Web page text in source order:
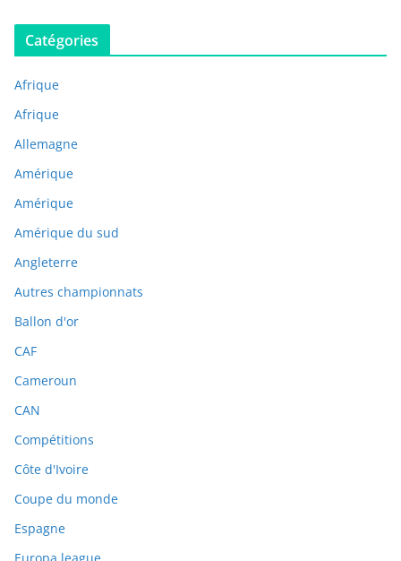
Catégories
Afrique
Afrique
Allemagne
Amérique
Amérique
Amérique du sud
Angleterre
Autres championnats
Ballon d'or
CAF
Cameroun
CAN
Compétitions
Côte d'Ivoire
Coupe du monde
Espagne